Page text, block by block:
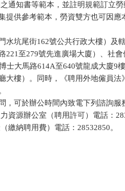
今年5
勞工局
五月份
全面
《最低
去年失
經濟復
最低工
通知書等範本，並註明規範訂立
提供參考範本，勞資雙方也可因應
水坑尾街162號公共行政大樓）及
221至279號先進廣場大廈）、社
士大馬路614A至640號龍成大廈9
大樓）。同時，《聘用外地僱員法
可於辦公時間內致電下列諮詢服
力資源辦公室（聘用許可）電話：
繳納聘用費）電話： 28532850。